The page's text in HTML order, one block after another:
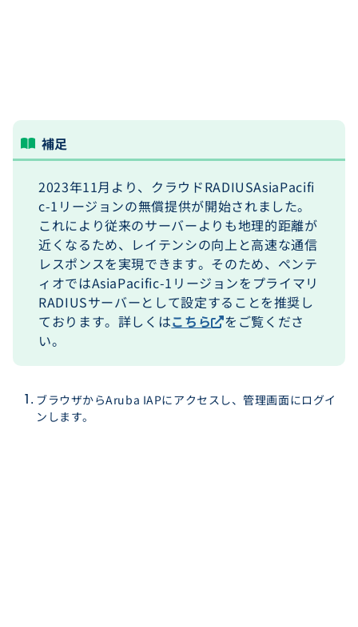
補足
2023年11月より、クラウドRADIUSAsiaPacifi
c-1リージョンの無償提供が開始されました。
これにより従来のサーバーよりも地理的距離が
近くなるため、レイテンシの向上と高速な通信
レスポンスを実現できます。そのため、ペンテ
ィオではAsiaPacific-1リージョンをプライマリ
RADIUSサーバーとして設定することを推奨し
ております。詳しくはこちら
をご覧くださ
い。
ブラウザからAruba IAPにアクセスし、管理画面にログイ
ンします。